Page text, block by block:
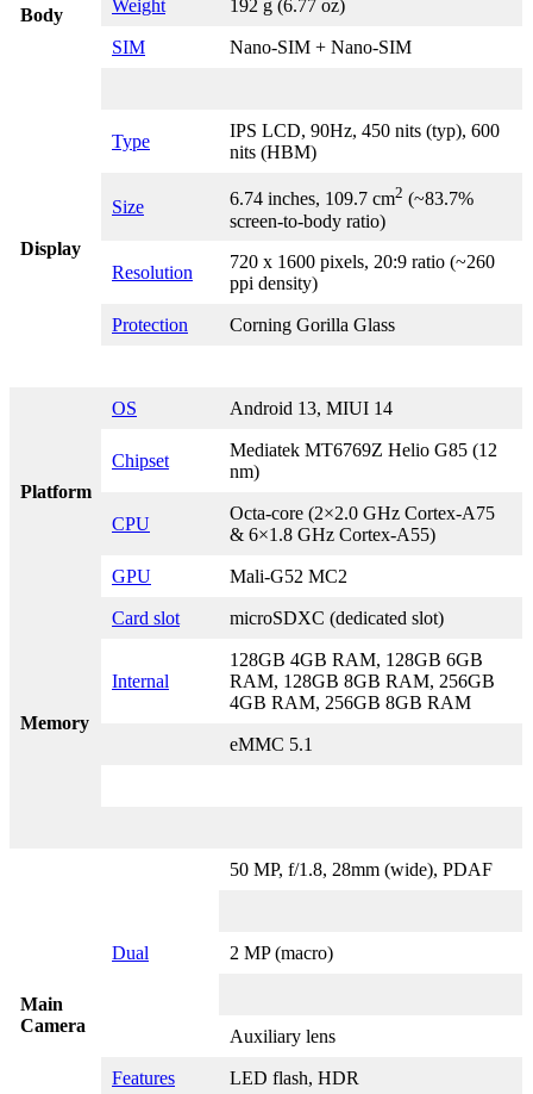
Body Weight 192 g (6.77 oz)
SIM Nano-SIM + Nano-SIM
Display
Type
IPS LCD, 90Hz, 450 nits (typ), 600
nits (HBM)
Size 6.74 inches, 109.7 cm2 (~83.7%
screen-to-body ratio)
Resolution
720 x 1600 pixels, 20:9 ratio (~260
ppi density)
Protection Corning Gorilla Glass
Platform
OS Android 13, MIUI 14
Chipset
Mediatek MT6769Z Helio G85 (12
nm)
CPU
Octa-core (2×2.0 GHz Cortex-A75
& 6×1.8 GHz Cortex-A55)
GPU Mali-G52 MC2
Memory
Card slot microSDXC (dedicated slot)
Internal
128GB 4GB RAM, 128GB 6GB
RAM, 128GB 8GB RAM, 256GB
4GB RAM, 256GB 8GB RAM
eMMC 5.1
Main
Camera
Dual
50 MP, f/1.8, 28mm (wide), PDAF
2 MP (macro)
Auxiliary lens
Features LED flash, HDR